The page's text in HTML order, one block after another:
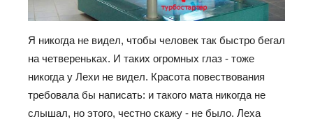
Я никогда не видел, чтобы человек так быстро бегал
на четвереньках. И таких огромных глаз - тоже
никогда у Лехи не видел. Красота повествования
требовала бы написать: и такого мата никогда не
слышал, но этого, честно скажу - не было. Леха